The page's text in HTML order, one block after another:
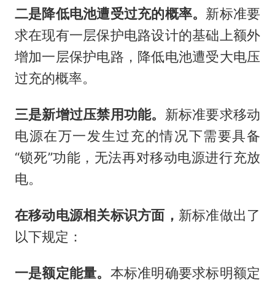
二是降低电池遭受过充的概率。 新标准要
求在现有一层保护电路设计的基础上额外
增加一层保护电路，降低电池遭受大电压
过充的概率。
三是新增过压禁用功能。 新标准要求移动
电源在万一发生过充的情况下需要具备
“锁死”功能，无法再对移动电源进行充放
电。
在移动电源相关标识方面， 新标准做出了
以下规定：
一是额定能量。 本标准明确要求标明额定